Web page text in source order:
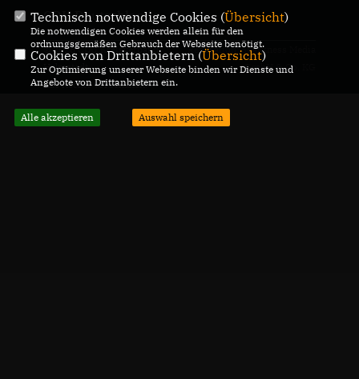
CDU Deutschlands
© 2026 CDU Kreisverband
Helmstedt
Alle Rechte vorbehalten.
Realisation: Sharkness Media
GmbH & Co. KG
Technisch notwendige Cookies (Übersicht)
Die notwendigen Cookies werden allein für den
ordnungsgemäßen Gebrauch der Webseite benötigt.
Cookies von Drittanbietern (Übersicht)
Zur Optimierung unserer Webseite binden wir Dienste und
Angebote von Drittanbietern ein.
Alle akzeptieren Auswahl speichern